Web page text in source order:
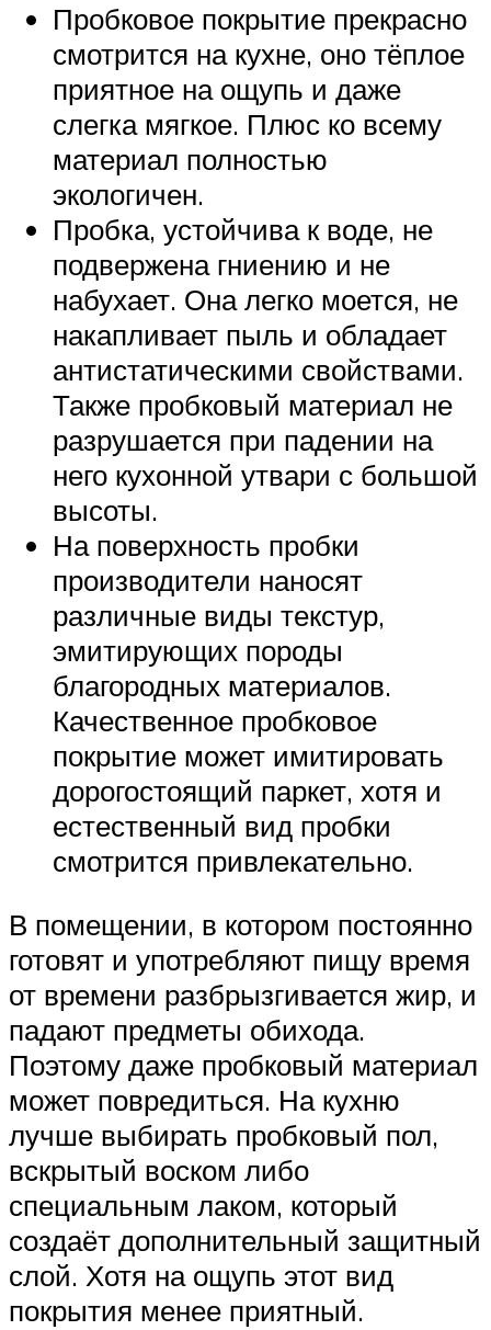
Пробковое покрытие прекрасно
смотрится на кухне, оно тёплое
приятное на ощупь и даже
слегка мягкое. Плюс ко всему
материал полностью
экологичен.
Пробка, устойчива к воде, не
подвержена гниению и не
набухает. Она легко моется, не
накапливает пыль и обладает
антистатическими свойствами.
Также пробковый материал не
разрушается при падении на
него кухонной утвари с большой
высоты.
На поверхность пробки
производители наносят
различные виды текстур,
эмитирующих породы
благородных материалов.
Качественное пробковое
покрытие может имитировать
дорогостоящий паркет, хотя и
естественный вид пробки
смотрится привлекательно.
В помещении, в котором постоянно
готовят и употребляют пищу время
от времени разбрызгивается жир, и
падают предметы обихода.
Поэтому даже пробковый материал
может повредиться. На кухню
лучше выбирать пробковый пол,
вскрытый воском либо
специальным лаком, который
создаёт дополнительный защитный
слой. Хотя на ощупь этот вид
покрытия менее приятный.